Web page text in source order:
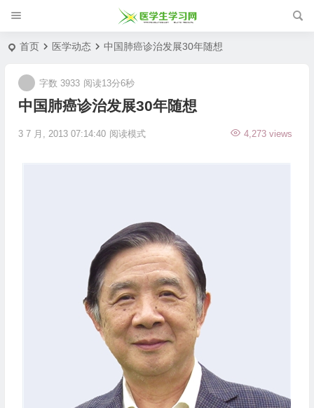
首页 医学动态 中国肺癌诊治发展30年随想
中国肺癌诊治发展30年随想
3 7 月, 2013 07:14:40 4,273 views
字数 3933 阅读13分6秒
阅读模式